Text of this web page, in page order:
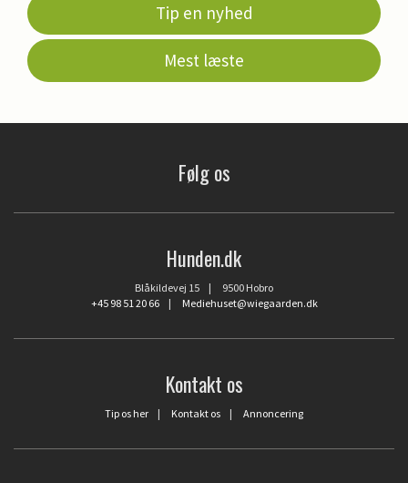
Tip en nyhed
Mest læste
Følg os
Hunden.dk
Blåkildevej 15 | 9500 Hobro
+45 98 51 20 66| Mediehuset@wiegaarden.dk
Kontakt os
Tip os her | Kontakt os | Annoncering